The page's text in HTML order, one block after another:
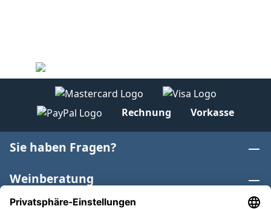
Rechnung Vorkasse
Sie haben Fragen?
Weinberatung